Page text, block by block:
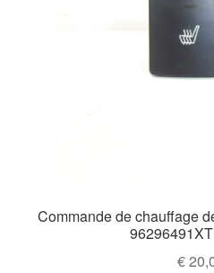
Commande de chauffage
€